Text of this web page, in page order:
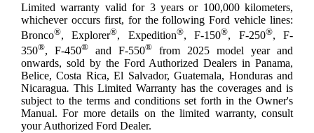
Limited warranty valid for 3 years or 100,000 kilometers,
whichever occurs first, for the following Ford vehicle lines:
Bronco®, Explorer®, Expedition®, F-150®, F-250®, F-
350®, F-450®and F-550®from 2025 model year and
onwards, sold by the Ford Authorized Dealers in Panama,
Belice, Costa Rica, El Salvador, Guatemala, Honduras and
Nicaragua. This Limited Warranty has the coverages and is
subject to the terms and conditions set forth in the Owner's
Manual. For more details on the limited warranty, consult
your Authorized Ford Dealer.